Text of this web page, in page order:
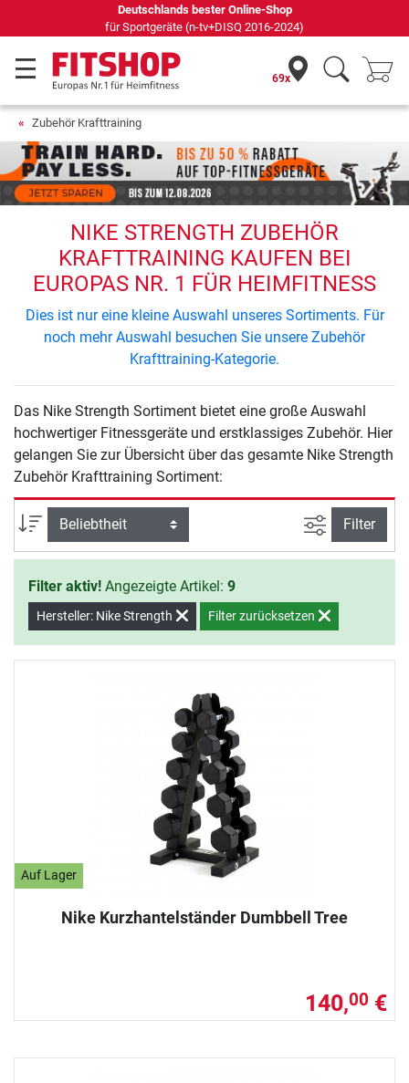
Deutschlands bester Online-Shop
für Sportgeräte (n-tv+DISQ 2016-2024)
69x
Zubehör Krafttraining
NIKE STRENGTH ZUBEHÖR
KRAFTTRAINING KAUFEN BEI
EUROPAS NR. 1 FÜR HEIMFITNESS
Dies ist nur eine kleine Auswahl unseres Sortiments. Für
noch mehr Auswahl besuchen Sie unsere Zubehör
Krafttraining-Kategorie.
Das Nike Strength Sortiment bietet eine große Auswahl
hochwertiger Fitnessgeräte und erstklassiges Zubehör. Hier
gelangen Sie zur Übersicht über das gesamte Nike Strength
Zubehör Krafttraining Sortiment:
Sortierung Ansicht
Filter
Filter aktiv! Angezeigte Artikel: 9
Hersteller: Nike Strength Filter zurücksetzen
Auf Lager
Nike Kurzhantelständer Dumbbell Tree
140,00 €